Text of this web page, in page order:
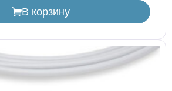
В корзину